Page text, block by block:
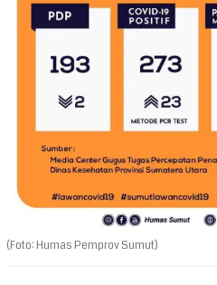
(Foto: Humas Pemprov Sumut)